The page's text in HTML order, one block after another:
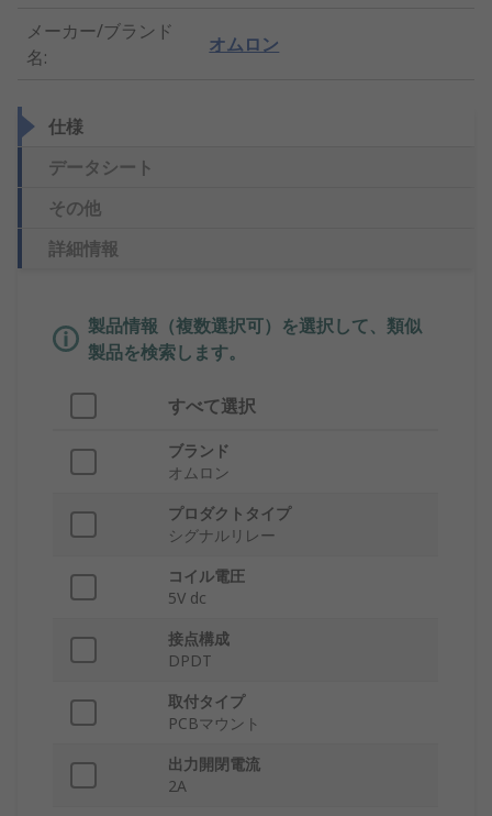
メーカー/ブランド
名:
オムロン
仕様
データシート
その他
詳細情報
製品情報（複数選択可）を選択して、類似
製品を検索します。
すべて選択
ブランド
オムロン
プロダクトタイプ
シグナルリレー
コイル電圧
5V dc
接点構成
DPDT
取付タイプ
PCBマウント
出力開閉電流
2A